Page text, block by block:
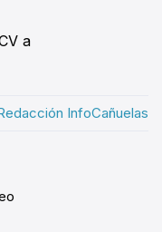
a
InfoCañuelas